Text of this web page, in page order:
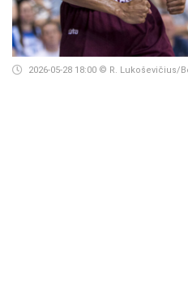
2026-05-28 18:00 © R. Lukoševičius/